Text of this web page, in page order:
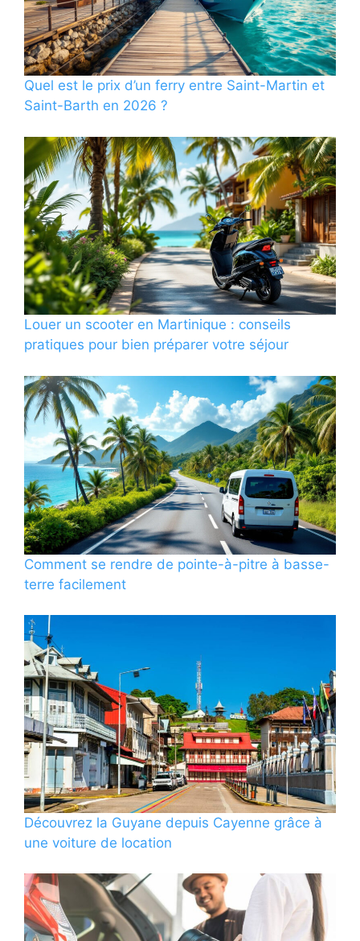
Quel est le prix d’un ferry entre Saint-Martin et
Saint-Barth en 2026 ?
Louer un scooter en Martinique : conseils
pratiques pour bien préparer votre séjour
Comment se rendre de pointe-à-pitre à basse-
terre facilement
Découvrez la Guyane depuis Cayenne grâce à
une voiture de location